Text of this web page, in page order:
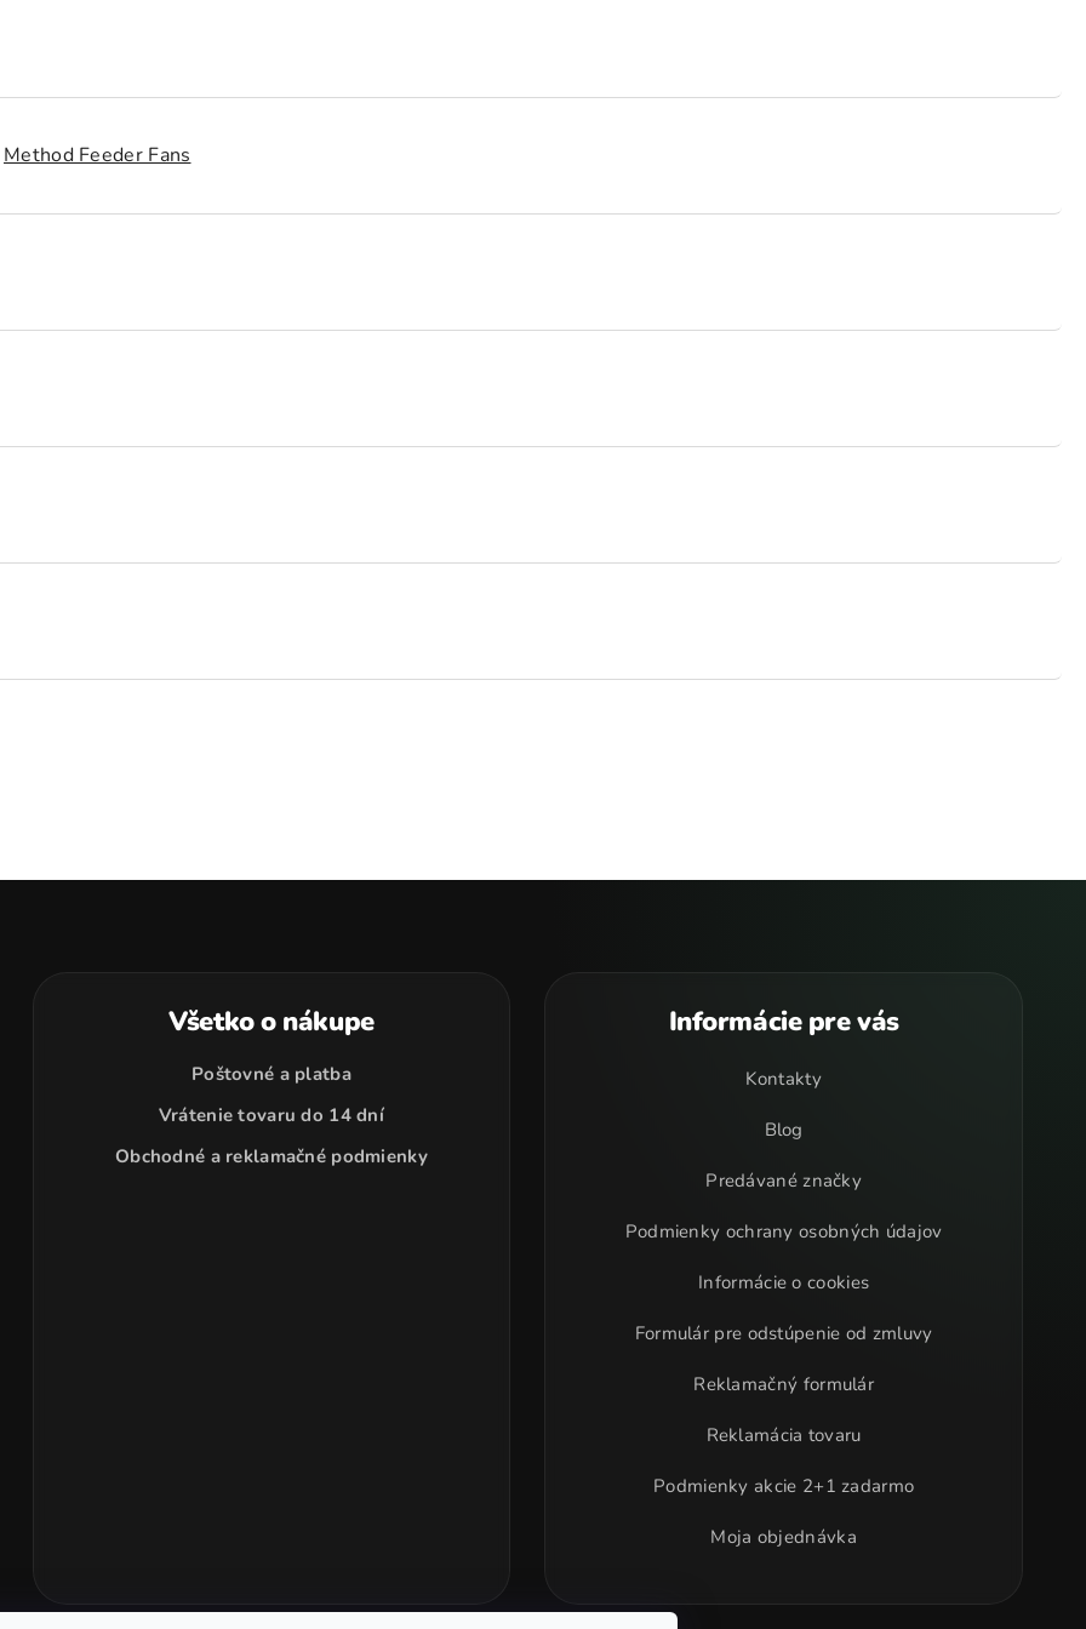
Method Feeder Fans
Všetko o nákupe
Poštovné a platba
Vrátenie tovaru do 14 dní
Obchodné a reklamačné podmienky
Informácie pre vás
Kontakty
Blog
Predávané značky
Podmienky ochrany osobných údajov
Informácie o cookies
Formulár pre odstúpenie od zmluvy
Reklamačný formulár
Reklamácia tovaru
Podmienky akcie 2+1 zadarmo
Moja objednávka